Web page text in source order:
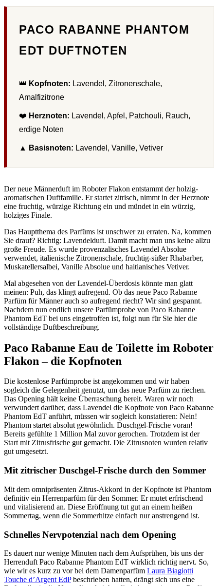
PACO RABANNE PHANTOM
EDT DUFTNOTEN
👑 Kopfnoten: Lavendel, Zitronenschale,
Amalfizitrone
❤️ Herznoten: Lavendel, Apfel, Patchouli, Rauch,
erdige Noten
▲ Basisnoten: Lavendel, Vanille, Vetiver
Der neue Männerduft im Roboter Flakon entstammt der holzig-
aromatischen Duftfamilie. Er startet zitrisch, nimmt in der Herznote
eine fruchtig, würzige Richtung ein und mündet in ein würzig,
holziges Finale.
Das Hauptthema des Parfüms ist unschwer zu erraten. Na, kommen
Sie drauf? Richtig: Lavendelduft. Damit macht man uns keine allzu
große Freude. Es wurde provenzalisches Lavendel Absolue
verwendet, italienische Zitronenschale, fruchtig-süßer Rhabarber,
Muskatellersalbei, Vanille Absolue und haitianisches Vetiver.
Mal abgesehen von der Lavendel-Überdosis könnte man glatt
meinen: Puh, das klingt aufregend. Ob das neue Paco Rabanne
Parfüm für Männer auch so aufregend riecht? Wir sind gespannt.
Nachdem nun endlich unsere Parfümprobe von Paco Rabanne
Phantom EdT bei uns eingetroffen ist, folgt nun für Sie hier die
vollständige Duftbeschreibung.
Paco Rabanne Eau de Toilette im Roboter
Flakon – die Kopfnoten
Die kostenlose Parfümprobe ist angekommen und wir haben
sogleich die Gelegenheit genutzt, um das neue Parfüm zu riechen.
Das Opening hält keine Überraschung bereit. Waren wir noch
verwundert darüber, dass Lavendel die Kopfnote von Paco Rabanne
Phantom EdT anführt, müssen wir sogleich konstatieren: Nein!
Phantom startet absolut gewöhnlich. Duschgel-Frische voran!
Bereits gefühlte 1 Million Mal zuvor gerochen. Trotzdem ist der
Start mit Zitrusfrische gut gemacht. Die Zitrusnoten wurden relativ
gut umgesetzt.
Mit zitrischer Duschgel-Frische durch den Sommer
Mit dem omnipräsenten Zitrus-Akkord in der Kopfnote ist Phantom
definitiv ein Herrenparfüm für den Sommer. Er mutet erfrischend
und vitalisierend an. Diese Eröffnung tut gut an einem heißen
Sommertag, wenn die Sommerhitze einfach nur anstrengend ist.
Schnelles Nervpotenzial nach dem Opening
Es dauert nur wenige Minuten nach dem Aufsprühen, bis uns der
Herrenduft Paco Rabanne Phantom EdT wirklich richtig nervt. So,
wie wir es kurz zu vor bei dem Damenparfüm Laura Biagiotti
Touche d’Argent EdPbeschrieben hatten, drängt sich uns eine